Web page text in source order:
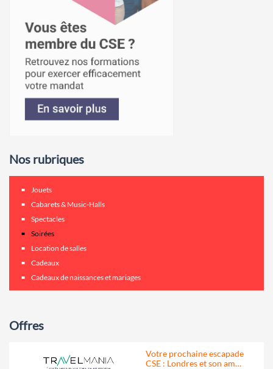
Nos rubriques
Jouets
Cabarets & Music-Halls
Spectacles
Soirées
Location de salles
Cadeaux
Cadeaux de naissances et mariages
Offres
Votre prochaine escapade
CSE : Londres et son am…